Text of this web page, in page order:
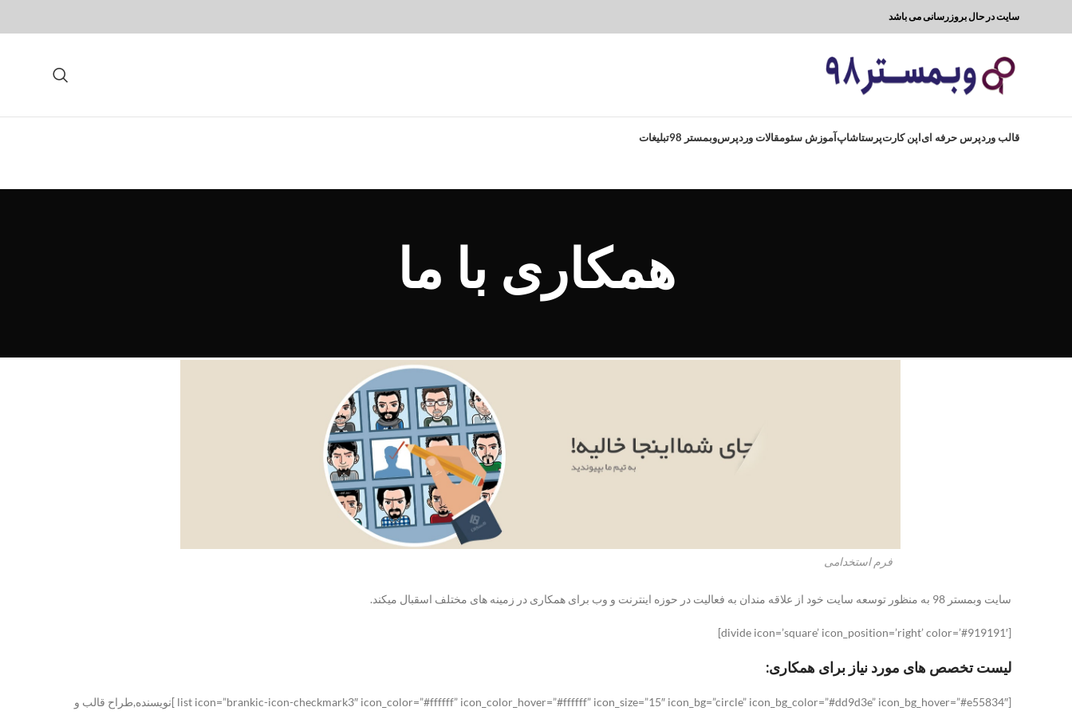
سایت در حال بروزرسانی می باشد
قالب وردپرس حرفه ایاپن کارتپرستاشاپآموزش سئومقالات وردپرسوبمستر 98 تبلیغات
همکاری با ما
فرم استخدامی
سایت وبمستر 98 به منظور توسعه سایت خود از علاقه مندان به فعالیت در حوزه اینترنت و وب برای همکاری در زمینه های مختلف اسقبال میکند.
[divide icon=’square’ icon_position=’right’ color=’#919191′]
[list icon=”brankic-icon-checkmark3″ icon_color=”#ffffff” icon_color_hover=”#ffffff” icon_size=”15″ icon_bg=”circle” icon_bg_color=”#dd9d3e” icon_bg_hover=”#e55834″ ]نویسنده,طراح قالب و